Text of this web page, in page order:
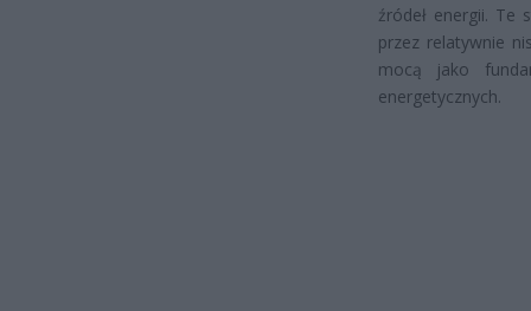
źródeł energii. Te
przez relatywnie
mocą jako
energetycznych.